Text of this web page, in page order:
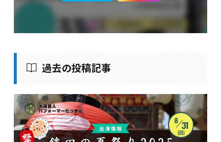
過去の投稿記事